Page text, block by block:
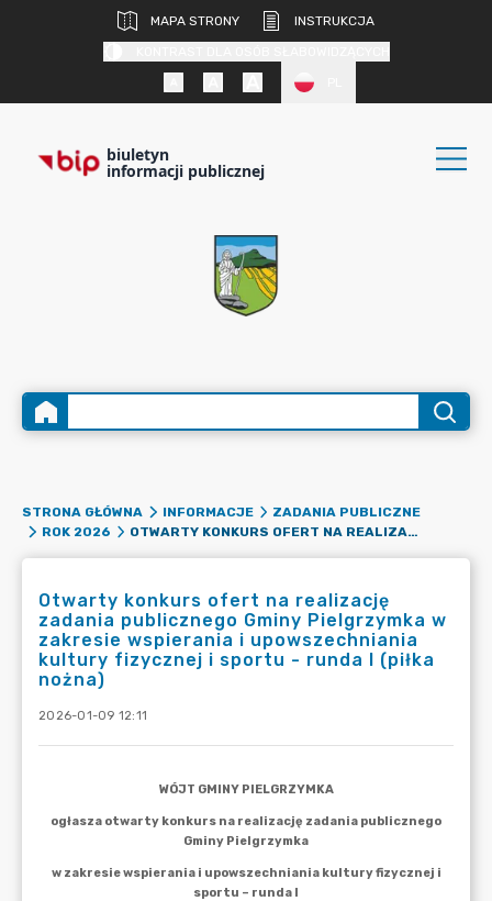
MAPA STRONY
INSTRUKCJA
biuletyn
informacji publicznej
STRONA GŁÓWNA INFORMACJE
ZADANIA PUBLICZNE
ROK 2026
OTWARTY KONKURS OFERT NA REALIZACJĘ ZADANIA PUBLICZNEGO GMINY PIELGRZYMKA W ZAKRESIE WSPIERANIA I UPOWSZECHNIANIA KULTURY FIZYCZNEJ I SPORTU - RUNDA I (PIŁKA NOŻNA)
Otwarty konkurs ofert na realizację
zadania publicznego Gminy Pielgrzymka w
zakresie wspierania i upowszechniania
kultury fizycznej i sportu - runda I (piłka
nożna)
2026-01-09 12:11